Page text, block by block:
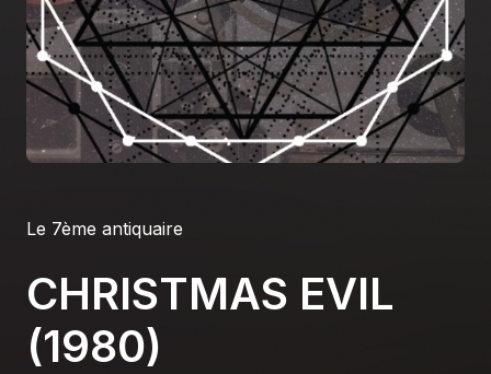
S'impliquer
Carrière
Location studio
Le 7ème antiquaire
CHRISTMAS EVIL
(1980)